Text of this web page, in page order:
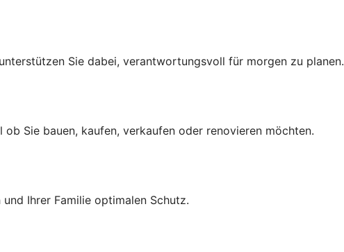
Sie dabei, verantwortungsvoll für morgen zu planen.
Sie bauen, kaufen, verkaufen oder renovieren möchten.
Ihrer Familie optimalen Schutz.